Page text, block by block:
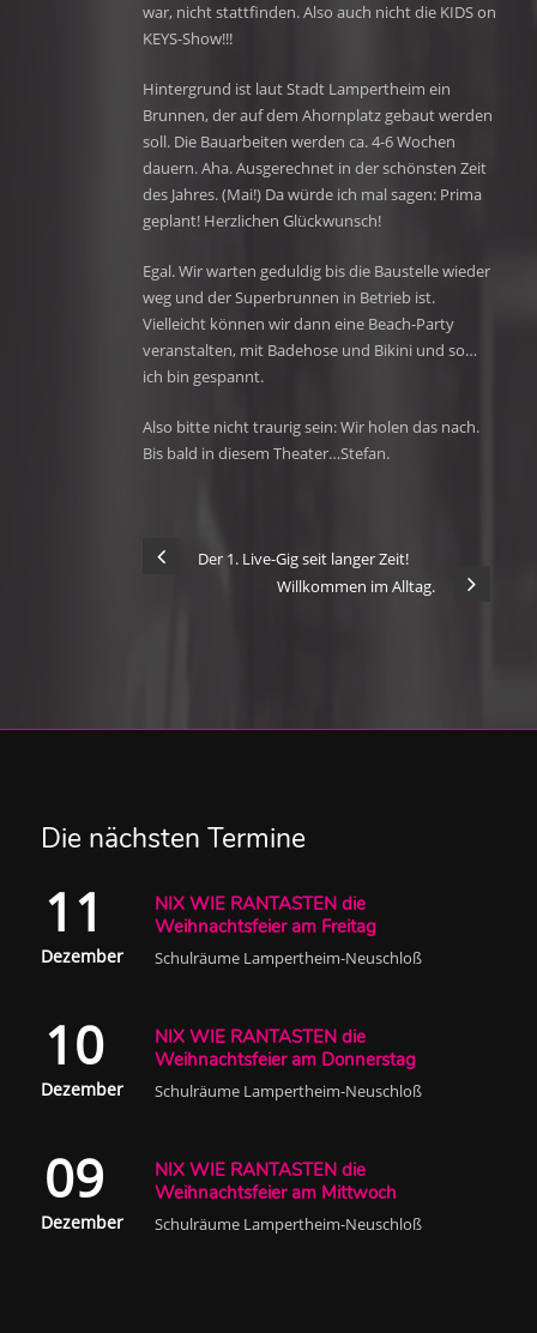
war, nicht stattfinden. Also auch nicht die KIDS on
KEYS-Show!!!
Hintergrund ist laut Stadt Lampertheim ein
Brunnen, der auf dem Ahornplatz gebaut werden
soll. Die Bauarbeiten werden ca. 4-6 Wochen
dauern. Aha. Ausgerechnet in der schönsten Zeit
des Jahres. (Mai!) Da würde ich mal sagen: Prima
geplant! Herzlichen Glückwunsch!
Egal. Wir warten geduldig bis die Baustelle wieder
weg und der Superbrunnen in Betrieb ist.
Vielleicht können wir dann eine Beach-Party
veranstalten, mit Badehose und Bikini und so…
ich bin gespannt.
Also bitte nicht traurig sein: Wir holen das nach.
Bis bald in diesem Theater…Stefan.
Der 1. Live-Gig seit langer Zeit!
Willkommen im Alltag.
Die nächsten Termine
11
Dezember
NIX WIE RANTASTEN die
Weihnachtsfeier am Freitag
Schulräume Lampertheim-Neuschloß
10
Dezember
NIX WIE RANTASTEN die
Weihnachtsfeier am Donnerstag
Schulräume Lampertheim-Neuschloß
09
Dezember
NIX WIE RANTASTEN die
Weihnachtsfeier am Mittwoch
Schulräume Lampertheim-Neuschloß